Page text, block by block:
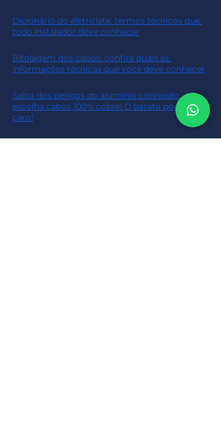
Dicionário do eletricista: termos técnicos que
todo instalador deve conhecer
Bitolagem dos cabos: confira quais as
informações técnicas que você deve conhecer
Saiba dos perigos do alumínio cobreado,
escolha cabos 100% cobre! O barato pode sair
caro!